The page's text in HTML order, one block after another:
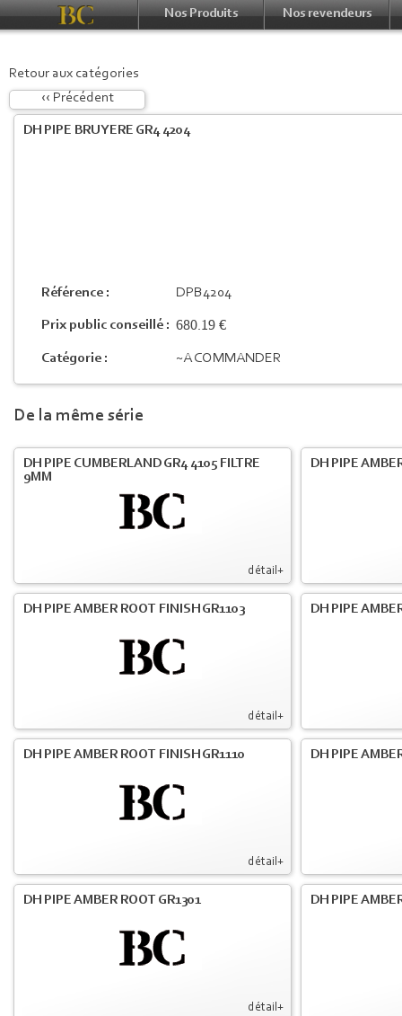
Nos Produits Nos revendeurs
Retour aux catégories
‹‹ Précédent
DH PIPE BRUYERE GR4 4204
Référence : DPB4204
Prix public conseillé : 680.19 €
Catégorie : ~A COMMANDER
De la même série
détail+
DH PIPE CUMBERLAND GR4 4105 FILTRE
9MM
DH PIPE
détail+
DH PIPE AMBER ROOT FINISH GR1103 DH PIPE
détail+
DH PIPE AMBER ROOT FINISH GR1110 DH PIPE
détail+
DH PIPE AMBER ROOT GR1301 DH PIPE